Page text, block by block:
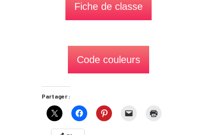
Fiche de classe
Code couleurs
Partager :